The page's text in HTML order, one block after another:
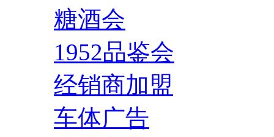
糖酒会
1952品鉴会
经销商加盟
车体广告